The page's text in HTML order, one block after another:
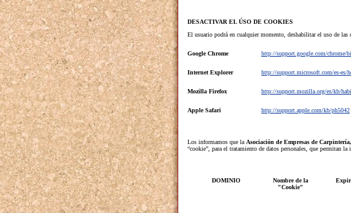
DESACTIVAR EL ÚSO DE COOKIES
El usuario podrá en cualquier momento, deshabilitar el uso de
Google Chrome http://support.google.com/chrome/
Internet Explorer http://support.microsoft.com/es-es/
Mozilla Firefox http://support.mozilla.org/es/kb/
Apple Safari http://support.apple.com/kb/ph5042
Los informamos que la Asociación de Empresas de
“cookie”, para el tratamiento de datos personales, que permitan la
DOMINIO
Nombre de la
"Cookie"